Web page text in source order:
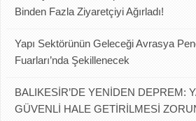
Binden Fazla Ziyaretçiyi Ağırladı!
Yapı Sektörünün Geleceği Avrasya
Fuarları’nda Şekillenecek
BALIKESİR’DE YENİDEN DEPREM:
GÜVENLİ HALE GETİRİLMESİ